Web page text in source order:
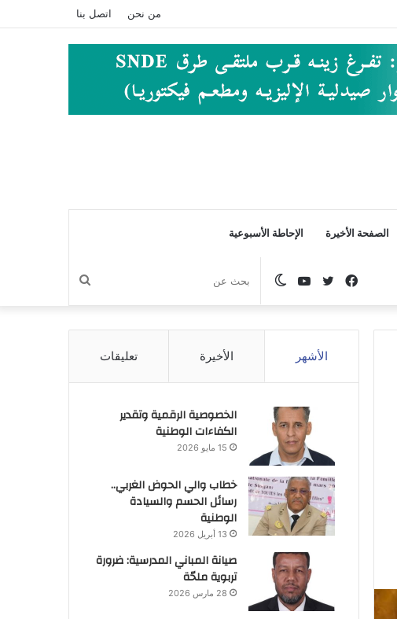
من نحن اتصل بنا
الصفحة الأخيرة الإحاطة الأسبوعية
بحث
عن
الوضع
المظلم
يوتيوبتويتر
فيسبوك
الأشهر الأخيرة تعليقات
الخصوصية الرقمية وتقدير
الكفاءات الوطنية
15 مايو 2026
خطاب والي الحوض الغربي..
رسائل الحسم والسيادة
الوطنية
13 أبريل 2026
صيانة المباني المدرسية: ضرورة
تربوية ملحّة
28 مارس 2026